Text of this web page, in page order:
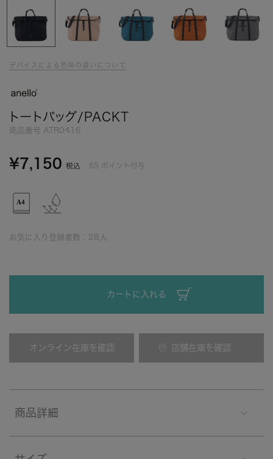
デバイスによる色味の違いについて
トートバッグ/PACKT
商品番号 ATR0416
¥7,150 税込 65 ポイント付与
お気に入り登録者数： 28 人
カートに入れる
オンライン在庫を確認 店舗在庫を確認
商品詳細